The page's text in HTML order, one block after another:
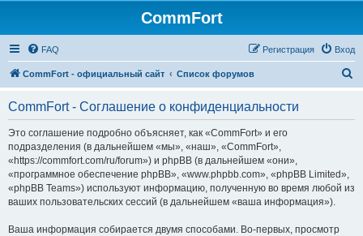
CommFort
FAQ Вход
Регистрация
CommFort - официальный сайт Список форумов
CommFort - Соглашение о конфиденциальности
Это соглашение подробно объясняет, как «CommFort» и его
подразделения (в дальнейшем «мы», «наш», «CommFort»,
«https://commfort.com/ru/forum») и phpBB (в дальнейшем «они»,
«программное обеспечение phpBB», «www.phpbb.com», «phpBB Limited»,
«phpBB Teams») используют информацию, полученную во время любой из
ваших пользовательских сессий (в дальнейшем «ваша информация»).
Ваша информация собирается двумя способами. Во-первых, просмотр